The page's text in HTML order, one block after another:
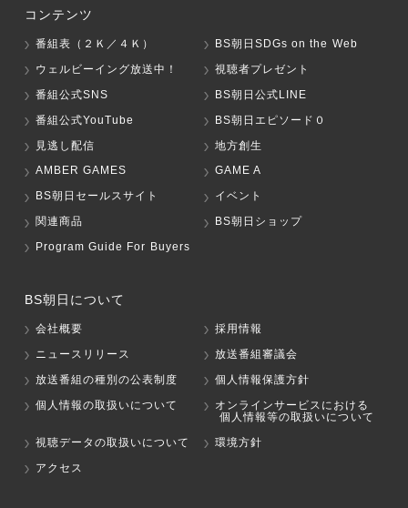
コンテンツ
番組表（２Ｋ／４Ｋ）
BS朝日SDGs on the Web
ウェルビーイング放送中！
視聴者プレゼント
番組公式SNS
BS朝日公式LINE
番組公式YouTube
BS朝日エピソード０
見逃し配信
地方創生
AMBER GAMES
GAME A
BS朝日セールスサイト
イベント
関連商品
BS朝日ショップ
Program Guide For Buyers
BS朝日について
会社概要
採用情報
ニュースリリース
放送番組審議会
放送番組の種別の公表制度
個人情報保護方針
個人情報の取扱いについて
オンラインサービスにおける
個人情報等の取扱いについて
視聴データの取扱いについて
環境方針
アクセス